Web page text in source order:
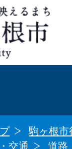
駒ヶ根市
交通
道路